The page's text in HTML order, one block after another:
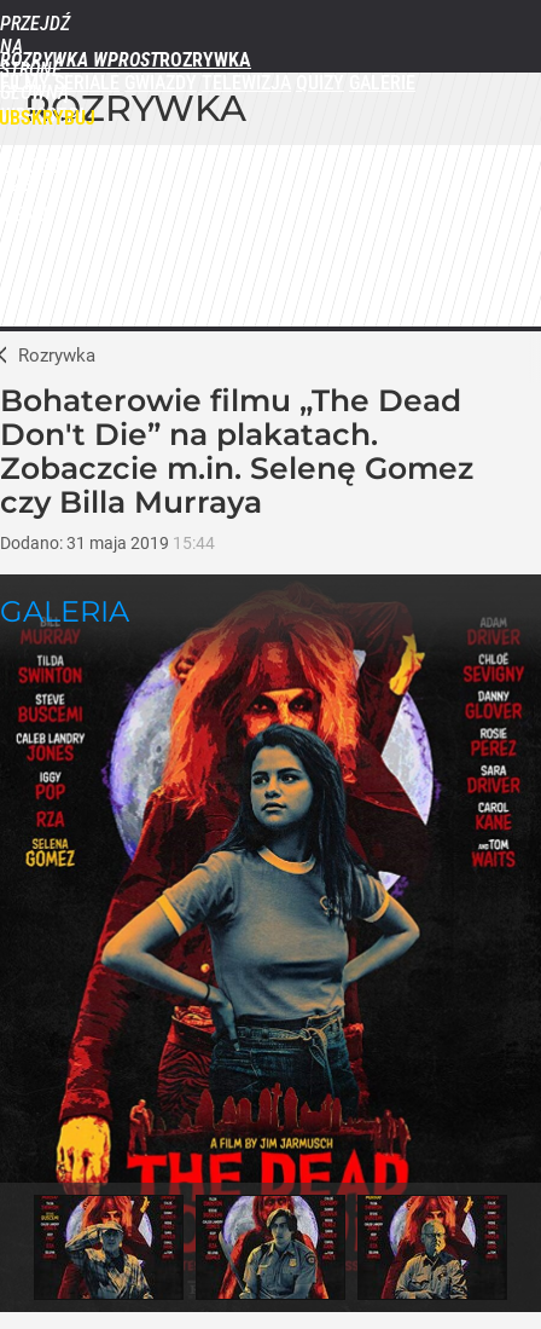
PRZEJDŹ
NA
STRONĘ
GŁÓWNĄ
WPROST.PL
ROZRYWKA WPROST
ROZRYWKA
Rozrywka
Bohaterowie filmu „The Dead
Don't Die” na plakatach.
Zobaczcie m.in. Selenę Gomez
czy Billa Murraya
Dodano:31 maja 2019 15:44